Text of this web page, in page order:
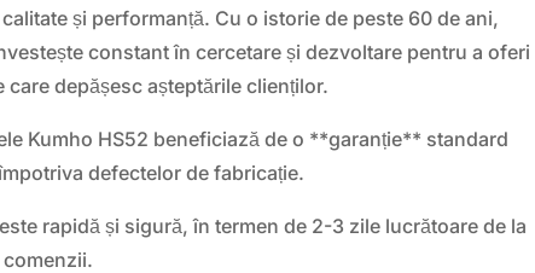
și performanță. Cu o istorie de peste 60 de ani,
constant în cercetare și dezvoltare pentru a oferi
care depășesc așteptările clienților.
Kumho HS52 beneficiază de o **garanție** standard
defectelor de fabricație.
este rapidă și sigură, în termen de 2-3 zile lucrătoare de la